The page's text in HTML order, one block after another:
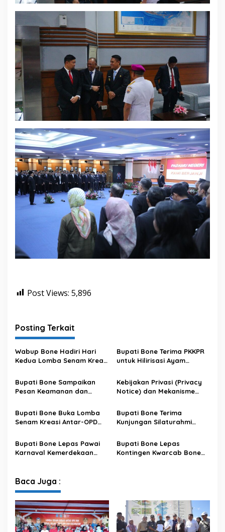
Post Views: 5,896
Posting Terkait
Wabup Bone Hadiri Hari
Kedua Lomba Senam Kreasi
Bupati Bone Terima PKKPR
untuk Hilirisasi Ayam
Bupati Bone Sampaikan
Pesan Keamanan dan
Kebijakan Privasi (Privacy
Notice) dan Mekanisme
Data pada Portal Bone
Satu Data
Bupati Bone Buka Lomba
Senam Kreasi Antar-OPD
Bupati Bone Terima
Kunjungan Silaturahmi
XIV/Hasanuddin
Bupati Bone Lepas Pawai
Karnaval Kemerdekaan
Bupati Bone Lepas
Kontingen Kwarcab Bone
Baca Juga :